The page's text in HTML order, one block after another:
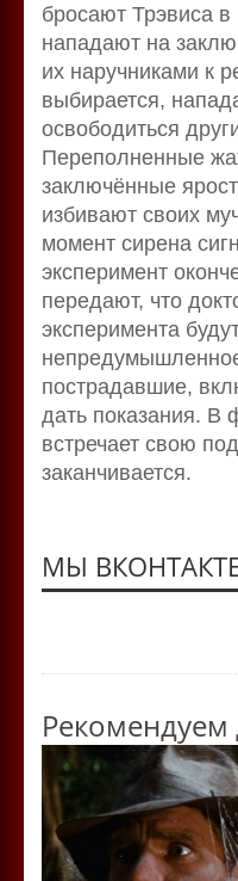
бросают Трэвиса
нападают на
их наручниками к
выбирается,
освободиться
Переполненные
заключённые
избивают своих
момент сирена
эксперимент
передают, что
эксперимента
пострадавшие,
дать показания. В
встречает свою
заканчивается.
МЫ
Рекомендуем